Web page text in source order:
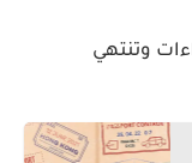
وتنتهي